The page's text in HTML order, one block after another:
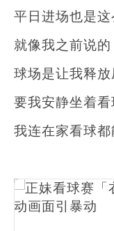
平日进场也是
就像我之前说的
球场是让我释
要我安静坐着
我连在家看球都